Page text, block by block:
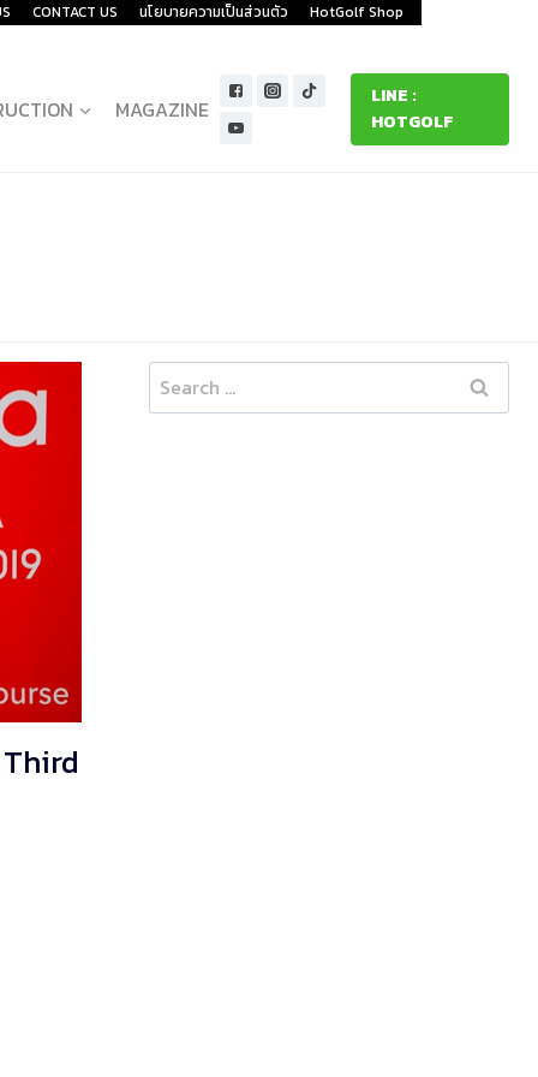
CONTACT US นโยบายความเป็นส่วนตัว HotGolf Shop
MAGAZINE
LINE :
HOTGOLF
Search
for: